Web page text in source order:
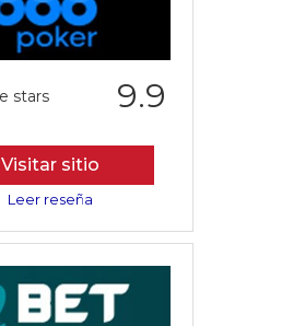
9.9
Visitar sitio
Leer reseña